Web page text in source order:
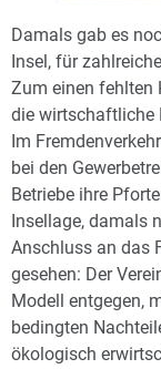
Damals gab es
Insel, für
Zum einen fehlten
die wirtschaftliche
Im
bei den
Betriebe ihre
Insellage, damals
Anschluss an das
gesehen: Der
Modell entgegen,
bedingten
ökologisch